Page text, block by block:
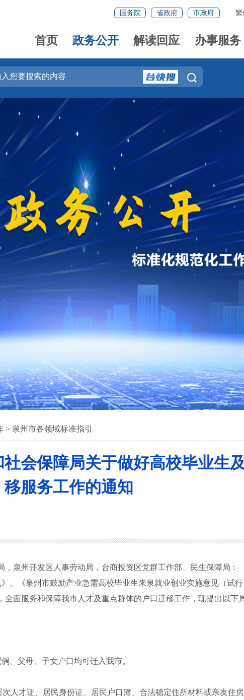
国务院 省政府 市政府 繁
首页 政务公开 解读回应 办事服务
> 泉州市各领域标准指引
会保障局关于做好高校毕业生
移服务工作的通知
泉州开发区人事劳动局，台商投资区党群工作部、民生保障局：
、《泉州市鼓励产业急需高校毕业生来泉就业创业实施意见（试
面服务和保障我市人才及重点群体的户口迁移工作，现提出以下
、父母、子女户口均可迁入我市。
人才证、居民身份证、居民户口簿、合法稳定住所材料或亲友住房